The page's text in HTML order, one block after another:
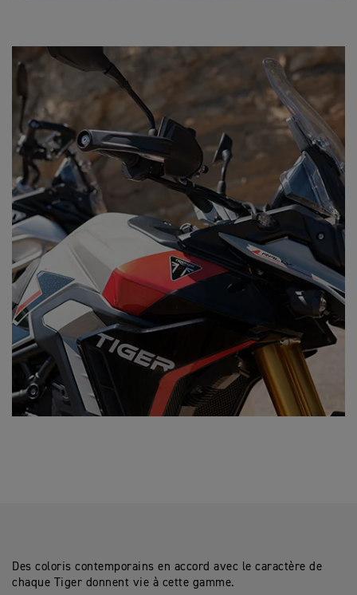
Des coloris contemporains en accord avec le caractère de
chaque Tiger donnent vie à cette gamme.